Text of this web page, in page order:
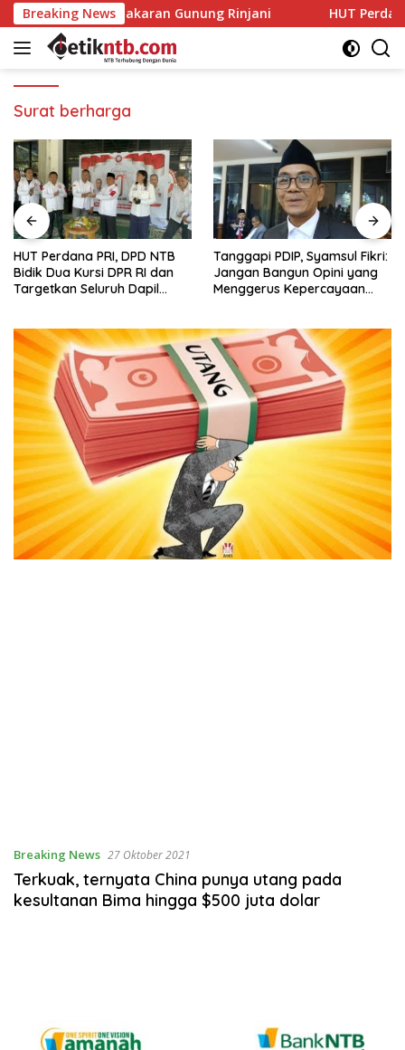
Langsung
ke
konten
Breaking News
Kebakaran Gunung Rinjani HUT Perdana PRI,
Surat berharga
HUT Perdana PRI, DPD NTB
Bidik Dua Kursi DPR RI dan
Targetkan Seluruh Dapil
Tanggapi PDIP, Syamsul Fikri:
Jangan Bangun Opini yang
Menggerus Kepercayaan
Breaking News 27 Oktober 2021
Terkuak, ternyata China punya utang pada
kesultanan Bima hingga $500 juta dolar